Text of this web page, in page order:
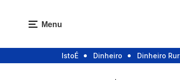
Menu
IstoÉ Dinheiro Dinheiro